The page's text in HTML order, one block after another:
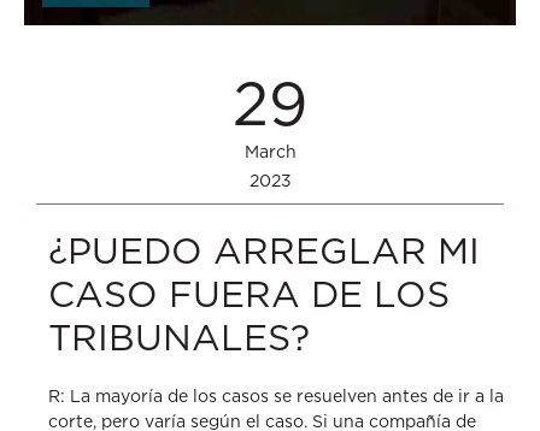
29
March
2023
¿PUEDO ARREGLAR MI
CASO FUERA DE LOS
TRIBUNALES?
R: La mayoría de los casos se resuelven antes de ir a la
corte, pero varía según el caso. Si una compañía de